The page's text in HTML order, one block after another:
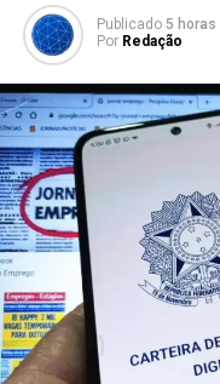
Publicado 5 horas
Por Redação